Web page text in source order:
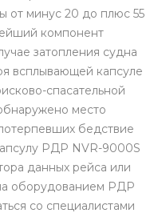
от минус 20 до плюс 55
компонент
затопления судна
всплывающей капсуле
спасательной
место
бедствие
РДР NVR-9000S
данных рейса или
оборудованием РДР
со специалистами